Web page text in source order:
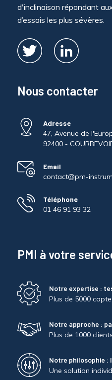
d'inclinaison répondant
d’essais les plus sévères.
Nous contacter
Adresse
47, Avenue de
92400 -
Email
contact@pm-
Téléphone
01 46 91 93 32
PMI à votre
Notre expertise :
Plus de 5000
Notre approche :
Plus de 1000
Notre philosophie :
Une solution